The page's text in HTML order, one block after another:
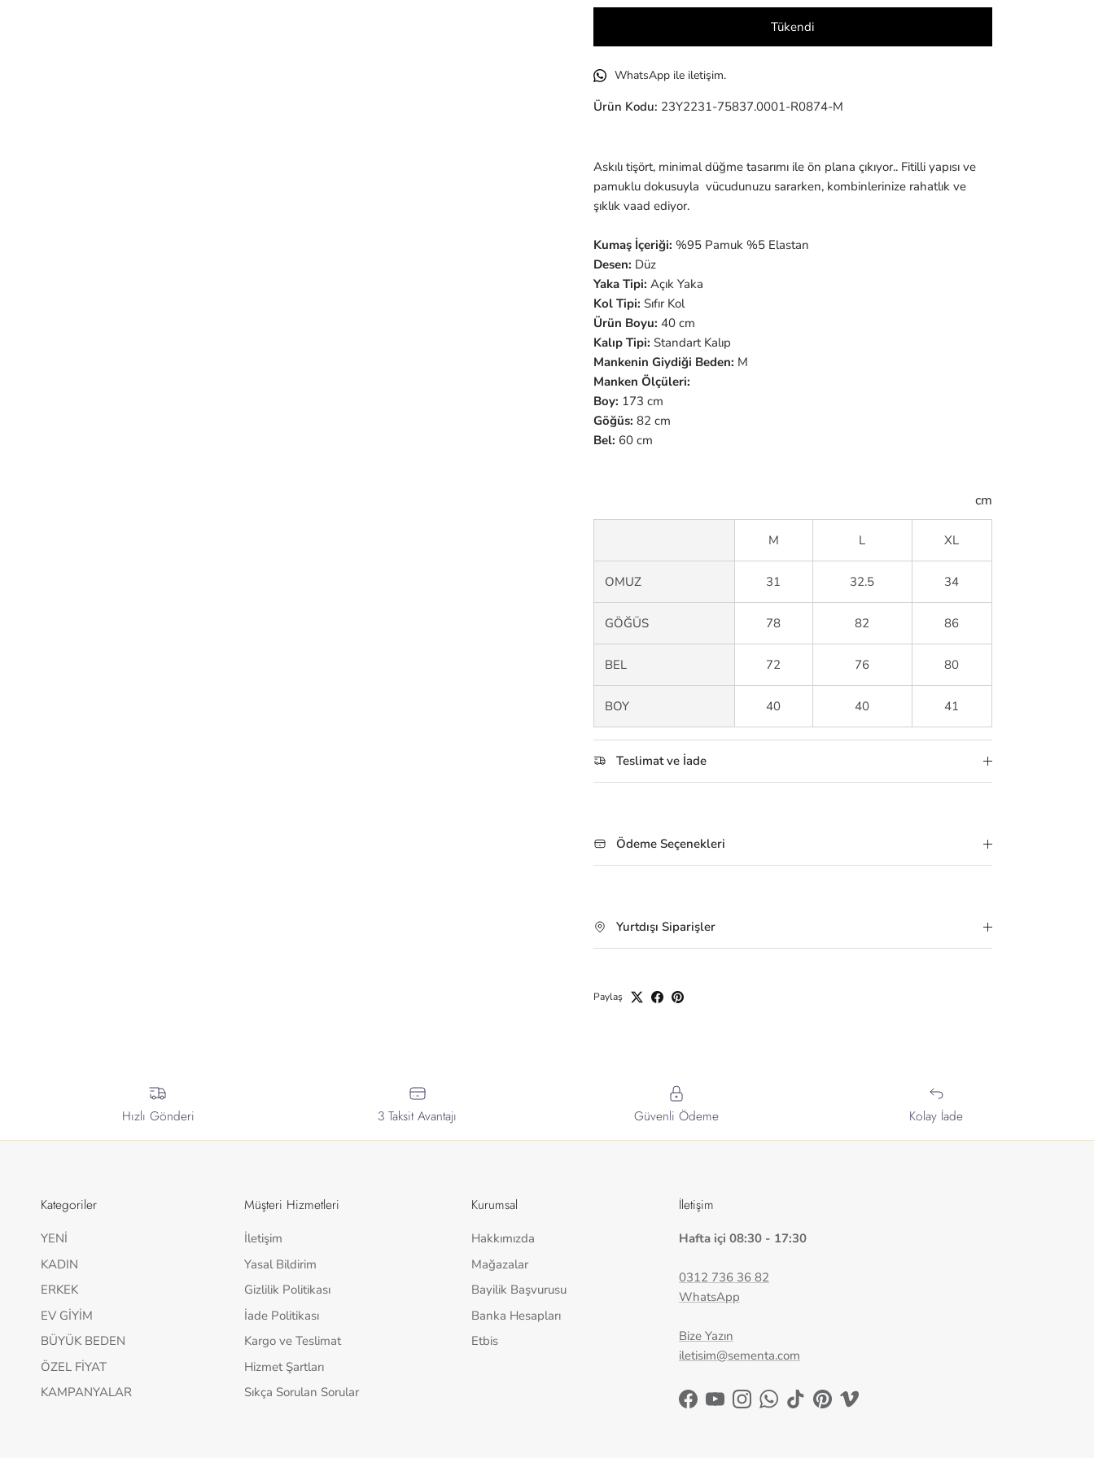
Tükendi
WhatsApp ile iletişim.
Ürün Kodu: 23Y2231-75837.0001-R0874-M
Askılı tişört, minimal düğme tasarımı ile ön plana çıkıyor.. Fitilli yapısı ve
pamuklu dokusuyla vücudunuzu sararken, kombinlerinize rahatlık ve
şıklık vaad ediyor.
Kumaş İçeriği: %95 Pamuk %5 Elastan
Desen: Düz
Yaka Tipi: Açık Yaka
Kol Tipi: Sıfır Kol
Ürün Boyu: 40 cm
Kalıp Tipi: Standart Kalıp
Mankenin Giydiği Beden: M
Manken Ölçüleri:
Boy: 173 cm
Göğüs: 82 cm
Bel: 60 cm
cm
M L XL
OMUZ 31 32.5 34
GÖĞÜS 78 82 86
BEL 72 76 80
BOY 40 40 41
Teslimat ve İade
Ödeme Seçenekleri
Yurtdışı Siparişler
Paylaş
Hızlı Gönderi 3 Taksit Avantajı Güvenli Ödeme Kolay İade
Kategoriler
YENİ
KADIN
ERKEK
EV GİYİM
BÜYÜK BEDEN
ÖZEL FİYAT
KAMPANYALAR
Müşteri Hizmetleri
İletişim
Yasal Bildirim
Gizlilik Politikası
İade Politikası
Kargo ve Teslimat
Hizmet Şartları
Sıkça Sorulan Sorular
Kurumsal
Hakkımızda
Mağazalar
Bayilik Başvurusu
Banka Hesapları
Etbis
İletişim
Hafta içi 08:30 - 17:30
0312 736 36 82
WhatsApp
Bize Yazın
iletisim@sementa.com
Facebook
YouTubeInstagramWhatsApp
TikTokPinterestVimeo